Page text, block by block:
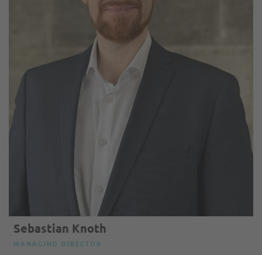
Sebastian Knoth
MANAGING DIRECTOR